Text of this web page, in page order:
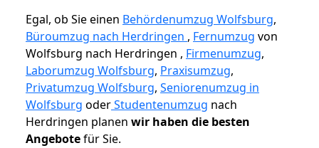
Egal, ob Sie einen Behördenumzug Wolfsburg,
Büroumzug nach Herdringen , Fernumzug von
Wolfsburg nach Herdringen , Firmenumzug,
Laborumzug Wolfsburg, Praxisumzug,
Privatumzug Wolfsburg, Seniorenumzug in
Wolfsburg oderStudentenumzug nach
Herdringen planen wir haben die besten
Angebotefür Sie.